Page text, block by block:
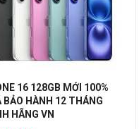
16 128GB MỚI 100%
BẢO HÀNH 12 THÁNG
HÃNG VN